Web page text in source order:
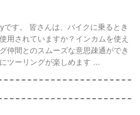
です。 皆さんは、バイクに乗るとき
用されていますか？インカムを使え
仲間とのスムーズな意思疎通ができ
ツーリングが楽しめます ...